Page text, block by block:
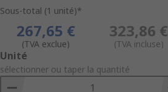
Sous-total (1 unité)*
267,65 €
(TVA exclue)
323,86 €
(TVA incluse)
Add
to
Basket
Unité
sélectionner ou taper la quantité